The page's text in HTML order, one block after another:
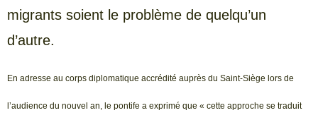
migrants soient le problème de quelqu’un
d’autre.
En adresse au corps diplomatique accrédité auprès du Saint-Siège lors de
l’audience du nouvel an, le pontife a exprimé que « cette approche se traduit